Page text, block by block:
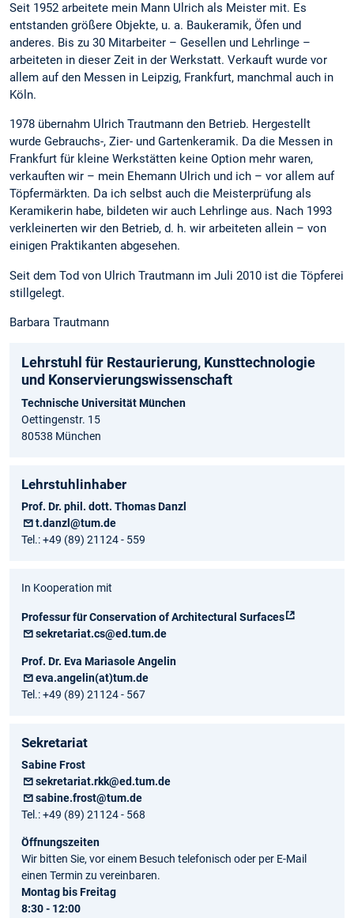
Seit 1952 arbeitete mein Mann Ulrich als Meister mit. Es
entstanden größere Objekte, u. a. Baukeramik, Öfen und
anderes. Bis zu 30 Mitarbeiter – Gesellen und Lehrlinge –
arbeiteten in dieser Zeit in der Werkstatt. Verkauft wurde vor
allem auf den Messen in Leipzig, Frankfurt, manchmal auch in
Köln.
1978 übernahm Ulrich Trautmann den Betrieb. Hergestellt
wurde Gebrauchs-, Zier- und Gartenkeramik. Da die Messen in
Frankfurt für kleine Werkstätten keine Option mehr waren,
verkauften wir – mein Ehemann Ulrich und ich – vor allem auf
Töpfermärkten. Da ich selbst auch die Meisterprüfung als
Keramikerin habe, bildeten wir auch Lehrlinge aus. Nach 1993
verkleinerten wir den Betrieb, d. h. wir arbeiteten allein – von
einigen Praktikanten abgesehen.
Seit dem Tod von Ulrich Trautmann im Juli 2010 ist die Töpferei
stillgelegt.
Barbara Trautmann
Lehrstuhl für Restaurierung, Kunsttechnologie
und Konservierungs­wissenschaft
Technische Universität München
Oettingenstr. 15
80538 München
Lehrstuhlinhaber
Prof. Dr. phil. dott. Thomas Danzl
t.danzl@tum.de
Tel.: +49 (89) 21124 - 559
In Kooperation mit
Professur für Conservation of Architectural Surfaces
sekretariat.cs@ed.tum.de
Prof. Dr. Eva Mariasole Angelin
eva.angelin(at)tum.de
Tel.: +49 (89) 21124 - 567
Sekretariat
Sabine Frost
sekretariat.rkk@ed.tum.de
sabine.frost@tum.de
Tel.: +49 (89) 21124 - 568
Öffnungszeiten
Wir bitten Sie, vor einem Besuch telefonisch oder per E-Mail
einen Termin zu vereinbaren.
Montag bis Freitag
8:30 - 12:00